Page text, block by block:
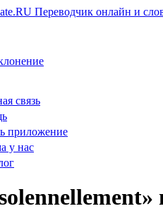
связь
приложение
у нас